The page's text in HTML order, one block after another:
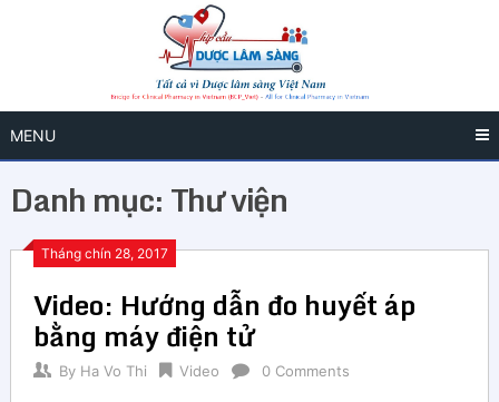
MENU
Danh mục:Thư viện
Tháng chín 28, 2017
Video: Hướng dẫn đo huyết áp
bằng máy điện tử
By Ha Vo Thi Video 0 Comments